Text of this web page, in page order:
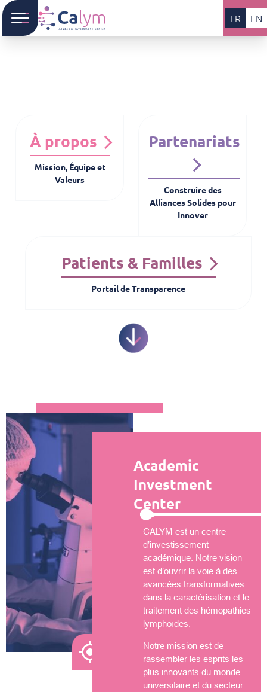
FR EN
À propos
Mission, Équipe et
Valeurs
Partenariats
Construire des
Alliances Solides pour
Innover
Patients & Familles
Portail de Transparence
Academic
Investment
Center
CALYM est un centre
d’investissement
académique. Notre vision
est d’ouvrir la voie à des
avancées transformatives
dans la caractérisation et le
traitement des hémopathies
lymphoïdes.
Notre mission est de
rassembler les esprits les
plus innovants du monde
universitaire et du secteur